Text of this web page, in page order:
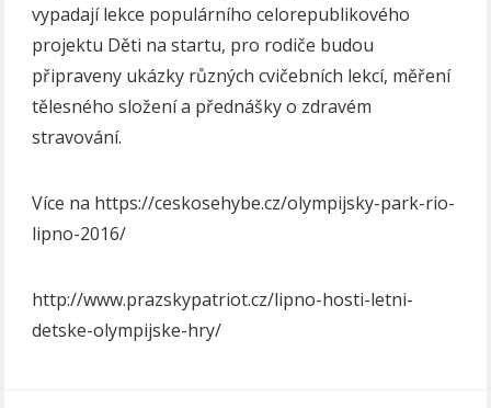
vypadají lekce populárního celorepublikového
projektu Děti na startu, pro rodiče budou
připraveny ukázky různých cvičebních lekcí, měření
tělesného složení a přednášky o zdravém
stravování.
Více na https://ceskosehybe.cz/olympijsky-park-rio-
lipno-2016/
http://www.prazskypatriot.cz/lipno-hosti-letni-
detske-olympijske-hry/